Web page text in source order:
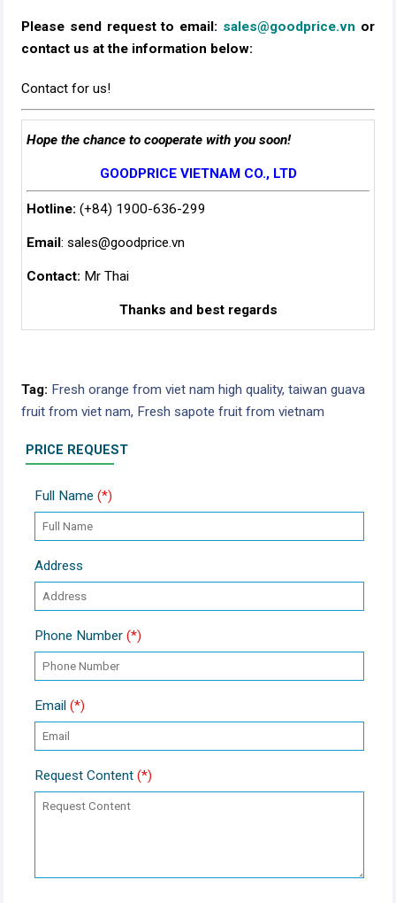
Please send request to email: sales@goodprice.vn or
contact us at the information below:​
Contact for us!
Hope the chance to cooperate with you soon!
GOODPRICE VIETNAM CO., LTD
Hotline: (+84) 1900-636-299
Email : sales@goodprice.vn
Contact: Mr Thai
Thanks and best regards
Tag: Fresh orange from viet nam high quality, taiwan guava
fruit from viet nam, Fresh sapote fruit from vietnam
PRICE REQUEST
Full Name (*)
Address
Phone Number (*)
Email (*)
Request Content (*)